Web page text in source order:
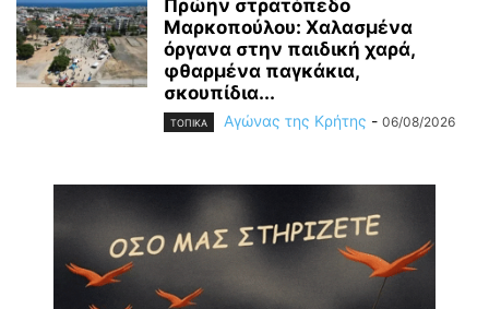
Πρώην στρατόπεδο
Μαρκοπούλου: Χαλασμένα
όργανα στην παιδική χαρά,
φθαρμένα παγκάκια,
σκουπίδια...
ΤΟΠΙΚΑ Αγώνας της Κρήτης - 06/08/2026